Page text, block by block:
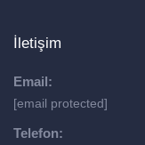
İletişim
Email:
[email protected]
Telefon: